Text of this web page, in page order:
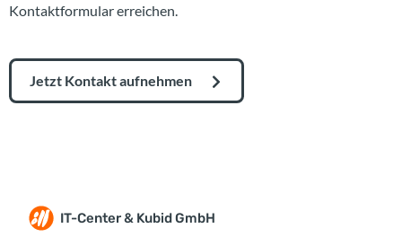
Kontaktformular erreichen.
Jetzt Kontakt aufnehmen
IT-Center & Kubid GmbH